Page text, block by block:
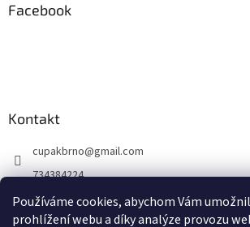
Používáme cookies, abychom Vám
prohlížení webu a díky analýze provozu
Facebook
Kontakt
cupakbrno@gmail.com
734384224
https://www.facebook.com/cupakbrno
https://www.instagram.com/cupakbrno/